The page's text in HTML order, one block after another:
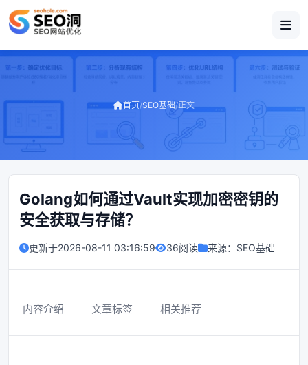
首页/SEO基础/正文
Golang如何通过Vault实现加密密钥的
安全获取与存储？
更新于2026-08-11 03:16:59 36阅读 来源： SEO基础
内容介绍 文章标签 相关推荐